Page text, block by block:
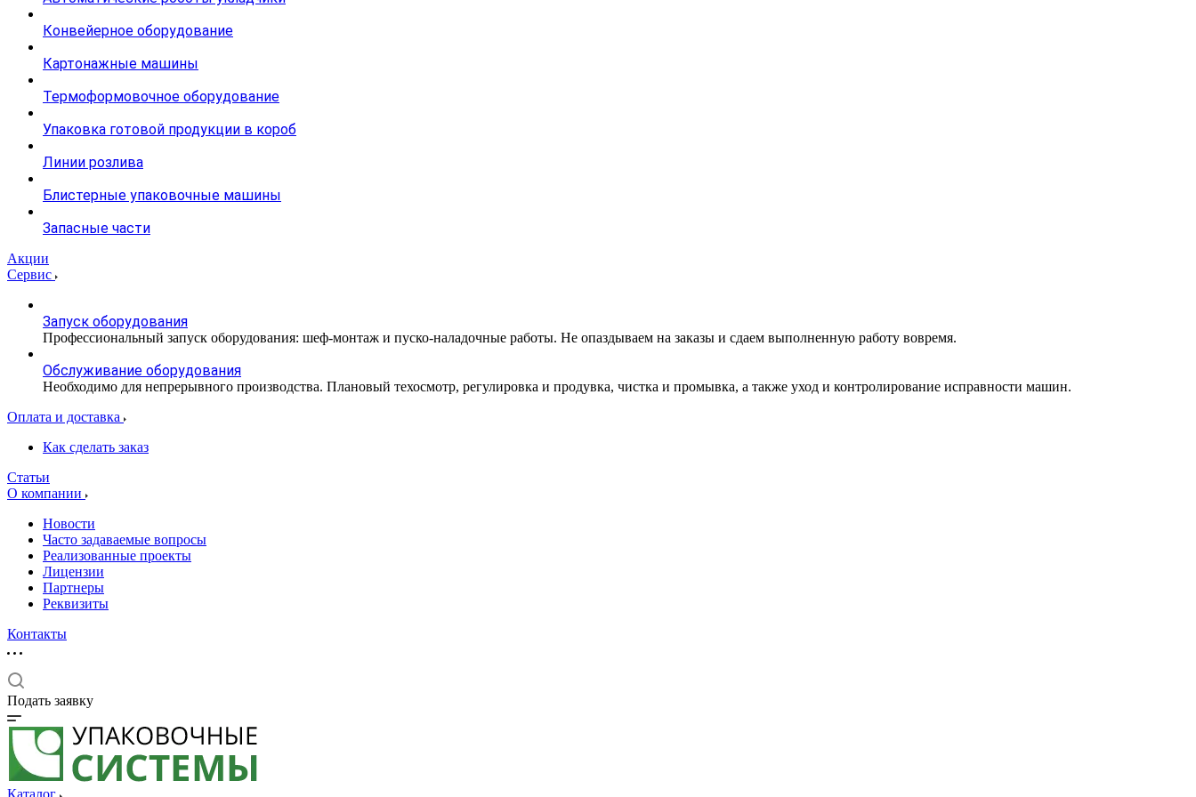
Конвейерное оборудование
Картонажные машины
Термоформовочное оборудование
Упаковка готовой продукции в короб
Линии розлива
Блистерные упаковочные машины
Запасные части
Акции
Сервис
Запуск оборудования
Профессиональный запуск оборудования: шеф-монтаж и пуско-наладочные работы. Не опаздываем на заказы и сдаем выполненную работу вовремя.
Обслуживание оборудования
Необходимо для непрерывного производства. Плановый техосмотр, регулировка и продувка, чистка и промывка, а также уход и контролирование исправности машин.
Оплата и доставка
Как сделать заказ
Статьи
О компании
Новости
Часто задаваемые вопросы
Реализованные проекты
Лицензии
Партнеры
Реквизиты
Контакты
Подать заявку
Каталог